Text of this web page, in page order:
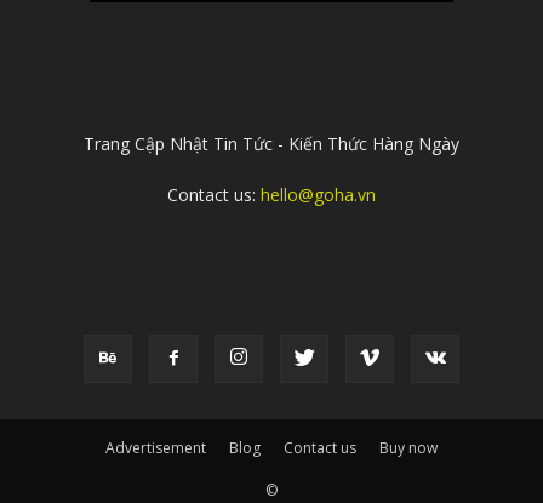
Trang Cập Nhật Tin Tức - Kiến Thức Hàng Ngày
Contact us: hello@goha.vn
Advertisement Blog Contact us Buy now
©